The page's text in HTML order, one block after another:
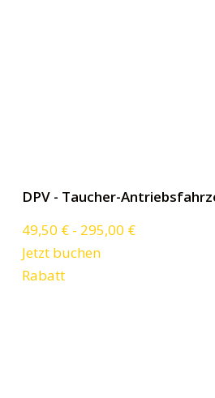
DPV - Taucher-
49,50 €- 295,00 €
Jetzt buchen
Rabatt